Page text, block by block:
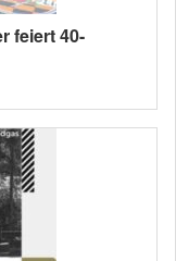
feiert 40-